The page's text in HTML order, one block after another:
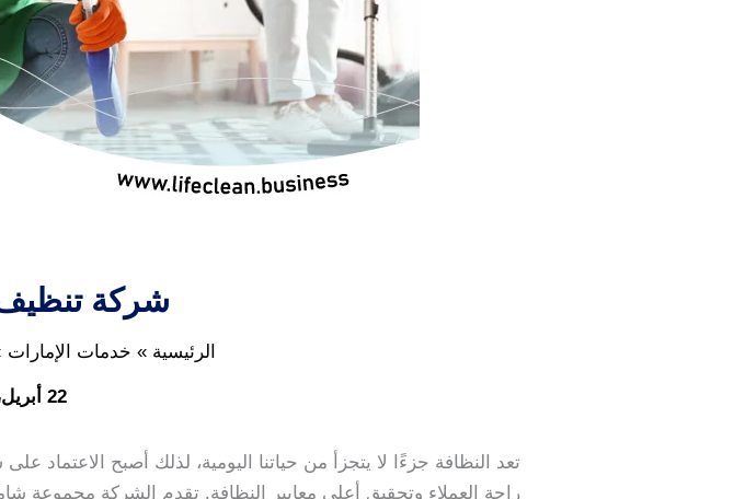
شركة
الرئيسية خدمات الإمارات
22 أبريل، 2026
تعد النظافة جزءًا لا يتجزأ من حياتنا اليومية، لذلك أصبح
راحة العملاء وتحقيق أعلى معايير النظافة. تقدم الشركة مجموعة